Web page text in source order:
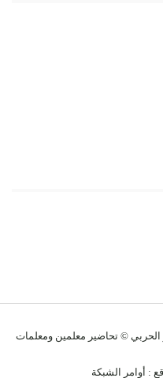
© تحاضير معلمين ومعلمات
: أوامر الشبكة